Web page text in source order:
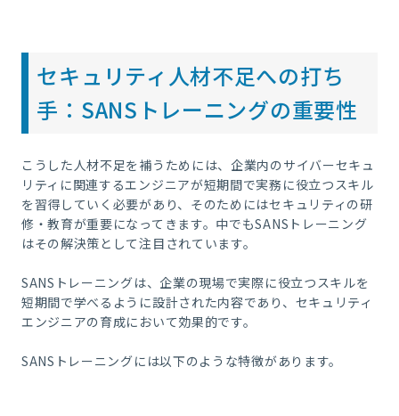
セキュリティ人材不足への打ち
手：SANSトレーニングの重要性
こうした人材不足を補うためには、企業内のサイバーセキュ
リティに関連するエンジニアが短期間で実務に役立つスキル
を習得していく必要があり、そのためにはセキュリティの研
修・教育が重要になってきます。中でもSANSトレーニング
はその解決策として注目されています。
SANSトレーニングは、企業の現場で実際に役立つスキルを
短期間で学べるように設計された内容であり、セキュリティ
エンジニアの育成において効果的です。
SANSトレーニングには以下のような特徴があります。